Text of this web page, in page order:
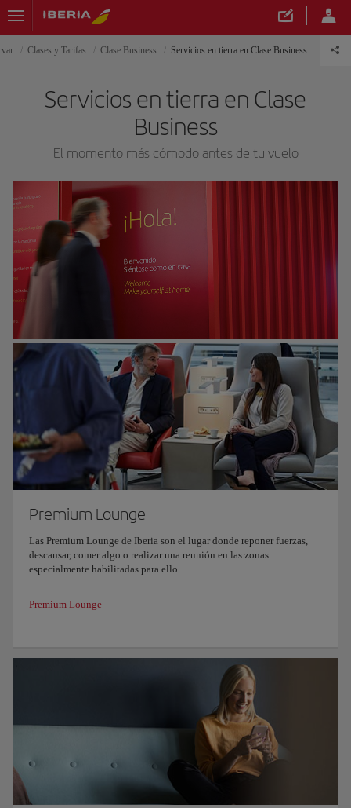
Clases y Tarifas Clase Business Servicios en tierra en Clase Business
Servicios en tierra en Clase
Business
El momento más cómodo antes de tu vuelo
Premium Lounge
Las Premium Lounge de Iberia son el lugar donde reponer fuerzas,
descansar, comer algo o realizar una reunión en las zonas
especialmente habilitadas para ello.
Premium Lounge